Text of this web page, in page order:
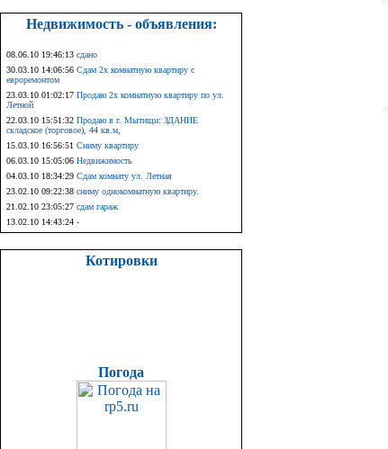
Недвижимость - объявления:
08.06.10 19:46:13 сдано
30.03.10 14:06:56 Сдам 2х комнатную квартиру с
евроремонтом
23.03.10 01:02:17 Продаю 2х комнатную квартиру по ул.
Летной
22.03.10 15:51:32 Продаю в г. Мытищи: ЗДАНИЕ
складское (торговое), 44 кв.м,
15.03.10 16:56:51 Сниму квартиру
06.03.10 15:05:06 Недвижимость
04.03.10 18:34:29 Сдам комнату ул. Летная
23.02.10 09:22:38 сниму однокомнатную квартиру.
21.02.10 23:05:27 сдам гараж
13.02.10 14:43:24 -
Котировки
Погода